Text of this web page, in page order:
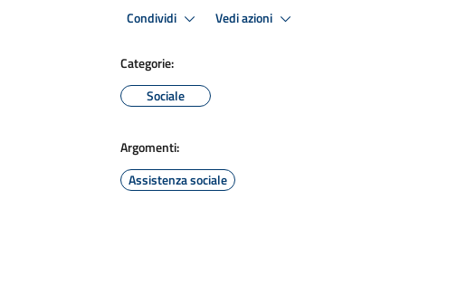
Condividi Vedi azioni
Categorie:
Sociale
Argomenti:
Assistenza sociale